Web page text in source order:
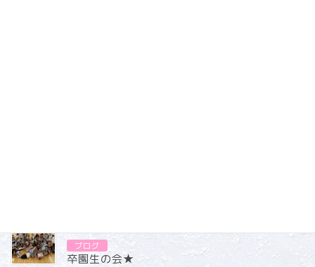
ブログ
卒園生の会★